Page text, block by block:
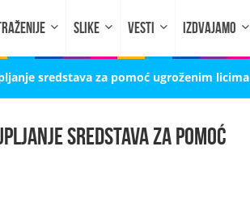
SLIKE VESTI IZDVAJAMO
sredstava za pomoć ugroženim licima
sredstava za pomoć